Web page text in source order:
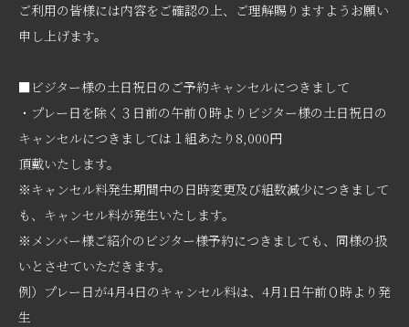
ご利用の皆様には内容をご確認の上、ご理解賜りますようお願い
申し上げます。
■ビジター様の土日祝日のご予約キャンセルにつきまして
・プレー日を除く３日前の午前０時よりビジター様の土日祝日の
キャンセルにつきましては１組あたり8,000円
頂戴いたします。
※キャンセル料発生期間中の日時変更及び組数減少につきまして
も、キャンセル料が発生いたします。
※メンバー様ご紹介のビジター様予約につきましても、同様の扱
いとさせていただきます。
例）プレー日が4月4日のキャンセル料は、4月1日午前０時より発
生